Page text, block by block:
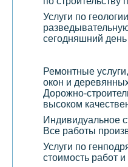
Услуги по
сегодняшний
Ремонтные
окон и
Дорожно-
высоком
Индивидуальное
Все работы
Услуги по
стоимость работ